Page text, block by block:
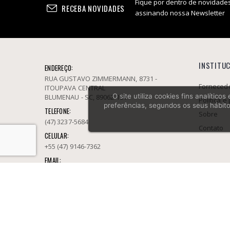
RECEBA NOVIDADES
Fique por dentro de
assinando nossa Newsletter
ENDEREÇO:
RUA GUSTAVO ZIMMERMANN, 8731 -
ITOUPAVA CENTRAL
BLUMENAU - SC, 89062-101
TELEFONE:
(47) 3237-5684
CELULAR:
+55 (47) 9146-7362
EMAIL:
Política e
Sobre
Contato
O site utiliza cookies fins analíticos
preferências, segundos os seus